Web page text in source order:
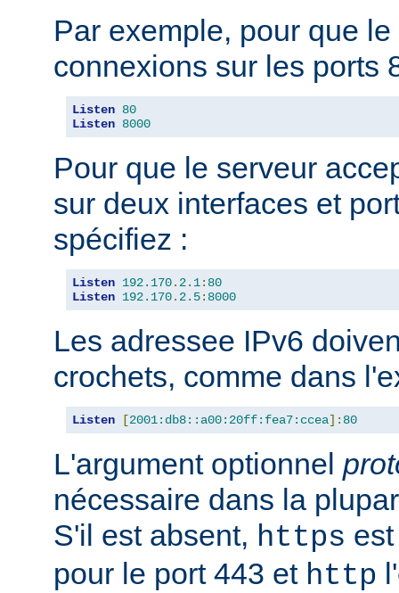
Par exemple, pour que
connexions sur les ports
Listen 80
Listen 8000
Pour que le serveur
sur deux interfaces et
spécifiez :
Listen 192.170. 2.1: 80
Listen 192.170. 2.5: 8000
Les adressee IPv6
crochets, comme dans
Listen [2001:db8::a00:20ff:fea7:ccea]: 80
L'argument optionnel
nécessaire dans la
S'il est absent, https
pour le port 443 et http